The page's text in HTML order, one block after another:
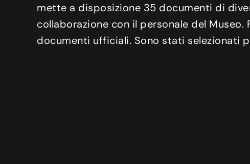
mette a disposizione 35 documenti di
collaborazione con il personale del
documenti ufficiali. Sono stati selezionati